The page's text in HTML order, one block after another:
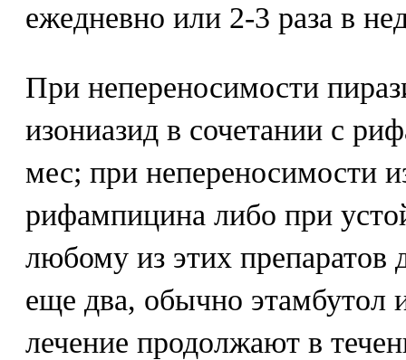
ежедневно или 2-3 раза в
При непереносимости
изониазид в сочетании с
мес; при непереносимости
рифампицина либо при
любому из этих препаратов
еще два, обычно этамбутол
лечение продолжают в